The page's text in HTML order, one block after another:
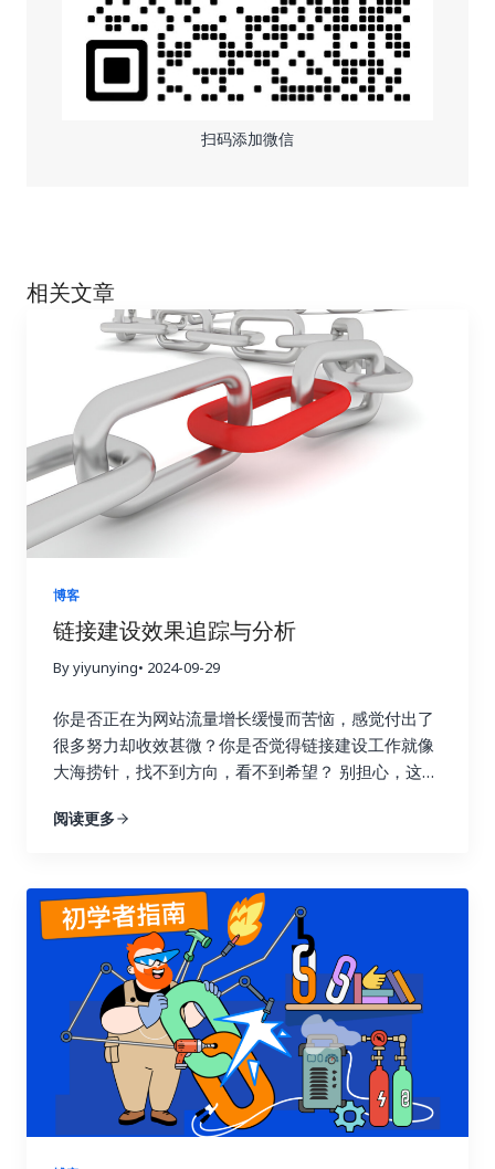
扫码添加微信
相关文章
博客
链接建设效果追踪与分析
By yiyunying• 2024-09-29
你是否正在为网站流量增长缓慢而苦恼，感觉付出了
很多努力却收效甚微？你是否觉得链接建设工作就像
大海捞针，找不到方向，看不到希望？ 别担心，这篇
七天内让你的链接建设效果翻倍，实现网站流量的显
新时代。 一、 深入理解链接建设效果追踪的意义 许
多人在进行链接建设时，往往缺乏明确的目标和方
向，就像在黑暗中摸索前行。他们只知道不断地去获
取链接，却不清楚哪些链接真正有效，哪些链接只是
浪费时间和精力。这种做法不仅效率低，还可能适得
其反，损害网站的搜索引擎优化效果。 链接建设效果
追踪就像一盏明灯，照亮前进的道路，它能帮助你清
晰地了解每一次链接建设活动的实际效果，让你知道
哪些策略有效，哪些策略需要改进。就像驾驶汽车需
要查看仪表盘一样，追踪链接建设效果可以让你随时
阅读更多